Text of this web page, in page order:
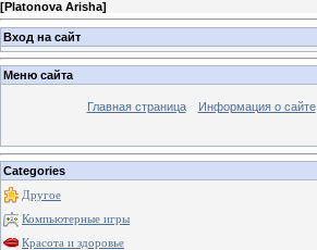
[Platonova Arisha]
Вход на сайт
Меню сайта
Главная страница Информация о сайте
Categories
Другое
Компьютерные игры
Красота и здоровье